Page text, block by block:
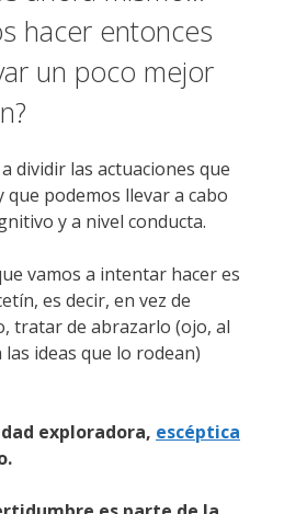
hacer entonces
un poco mejor
dividir las actuaciones que
podemos llevar a cabo
y a nivel conducta.
vamos a intentar hacer es
es decir, en vez de
tratar de abrazarlo (ojo, al
ideas que lo rodean)
exploradora, escéptica